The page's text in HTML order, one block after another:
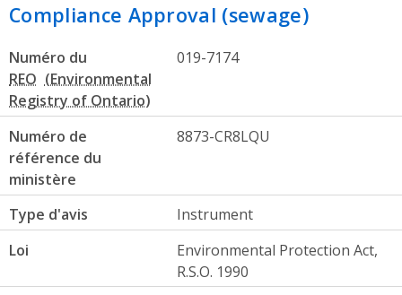
Compliance Approval (sewage)
Numéro du
REO
019-7174
Numéro de
référence du
ministère
8873-CR8LQU
Type d'avis
Instrument
Loi
Environmental Protection Act,
R.S.O. 1990